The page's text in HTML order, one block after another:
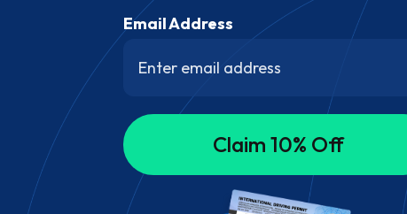
Email Address
Claim 10% Off